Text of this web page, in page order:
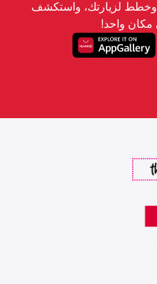
لزيارتك، واستكشف
مكان واحد!